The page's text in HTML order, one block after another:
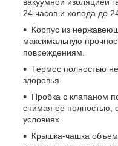
вакуумной изоляцией
24 часов и холода до
Корпус из
максимальную
повреждениям.
Термос полностью
здоровья.
Пробка с клапаном
снимая ее полностью,
условиях.
Крышка-чашка